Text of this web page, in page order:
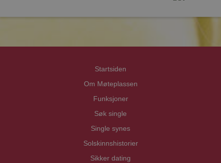
Startsiden
Om Møteplassen
Funksjoner
Søk single
Single synes
Solskinnshistorier
Sikker dating